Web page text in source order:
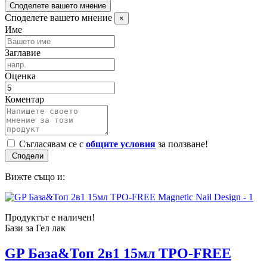
Споделете вашето мнение
Споделете вашето мнение ×
Име
Заглавие
Оценка
Коментар
Съгласявам се с общите условия за ползване!
Вижте също и:
Продуктът е наличен!
Бази за Гел лак
GP База&Топ 2в1 15мл TPO-FREE